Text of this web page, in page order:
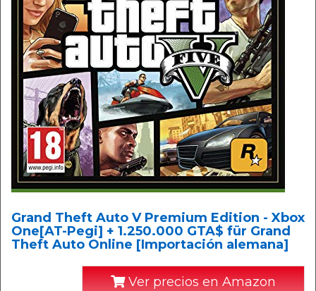
Grand Theft Auto V Premium Edition - Xbox
One[AT-Pegi] + 1.250.000 GTA$ für Grand
Theft Auto Online [Importación alemana]
Ver precios en Amazon